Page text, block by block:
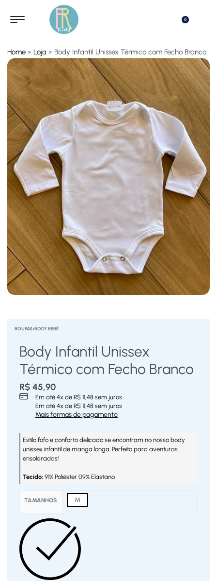
0
Home » Loja » Body Infantil Unissex Térmico com Fecho Branco
ROUPAS›BODY BEBÊ
Body Infantil Unissex
Térmico com Fecho Branco
R$ 45,90
Em até 4x de R$ 11,48 sem juros
Em até 4x de R$ 11,48 sem juros
Mais formas de pagamento
Estilo fofo e conforto delicado se encontram no nosso body
unissex infantil de manga longa. Perfeito para aventuras
ensolaradas!
Tecido: 91% Poliéster 09% Elastano
TAMANHOS M